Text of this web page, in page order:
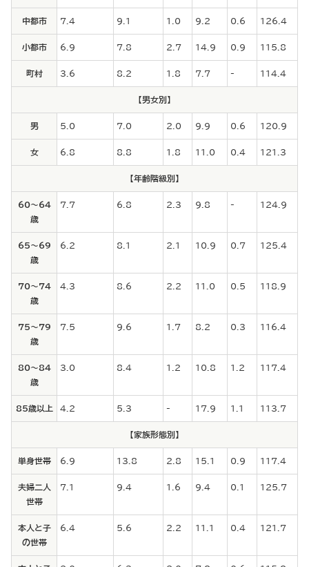
中都市 7.4 9.1 1.0 9.2 0.6 126.4
小都市 6.9 7.8 2.7 14.9 0.9 115.8
町村 3.6 8.2 1.8 7.7 - 114.4
【男女別】
男 5.0 7.0 2.0 9.9 0.6 120.9
女 6.8 8.8 1.8 11.0 0.4 121.3
【年齢階級別】
60～64
歳
7.7 6.8 2.3 9.8 - 124.9
65～69
歳
6.2 8.1 2.1 10.9 0.7 125.4
70～74
歳
4.3 8.6 2.2 11.0 0.5 118.9
75～79
歳
7.5 9.6 1.7 8.2 0.3 116.4
80～84
歳
3.0 8.4 1.2 10.8 1.2 117.4
85歳以上 4.2 5.3 - 17.9 1.1 113.7
【家族形態別】
単身世帯 6.9 13.8 2.8 15.1 0.9 117.4
夫婦二人
世帯
7.1 9.4 1.6 9.4 0.1 125.7
本人と子
の世帯
6.4 5.6 2.2 11.1 0.4 121.7